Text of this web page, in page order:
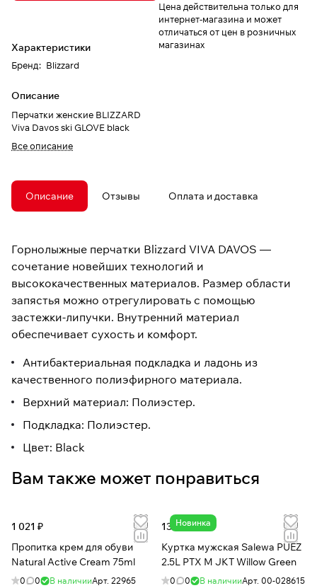
Характеристики
Бренд: Blizzard
Описание
Перчатки женские BLIZZARD
Viva Davos ski GLOVE black
Все описание
Цена действительна только для
интернет-магазина и может
отличаться от цен в розничных
магазинах
Описание Отзывы Оплата и доставка
Горнолыжные перчатки Blizzard VIVA DAVOS —
сочетание новейших технологий и
высококачественных материалов. Размер области
запястья можно отрегулировать с помощью
застежки-липучки. Внутренний материал
обеспечивает сухость и комфорт.
Антибактериальная подкладка и ладонь из
качественного полиэфирного материала.
Верхний материал: Полиэстер.
Подкладка: Полиэстер.
Цвет: Black
Вам также может понравиться
1 021 ₽
Пропитка крем для обуви
Natural Active Cream 75ml
0 0 В наличииАрт. 22965
Новинка
13 324 ₽
Куртка мужская Salewa PUEZ
2.5L PTX M JKT Willow Green
0 0 В наличииАрт. 00-028615